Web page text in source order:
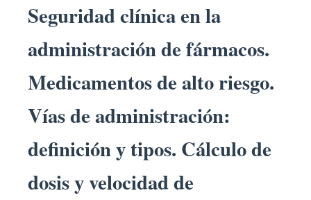
Seguridad clínica en la
administración de fármacos.
Medicamentos de alto riesgo.
Vías de administración:
definición y tipos. Cálculo de
dosis y velocidad de